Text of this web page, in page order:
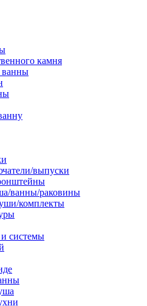
камня
ванны
выпуски
ванны/раковины
комплекты
системы